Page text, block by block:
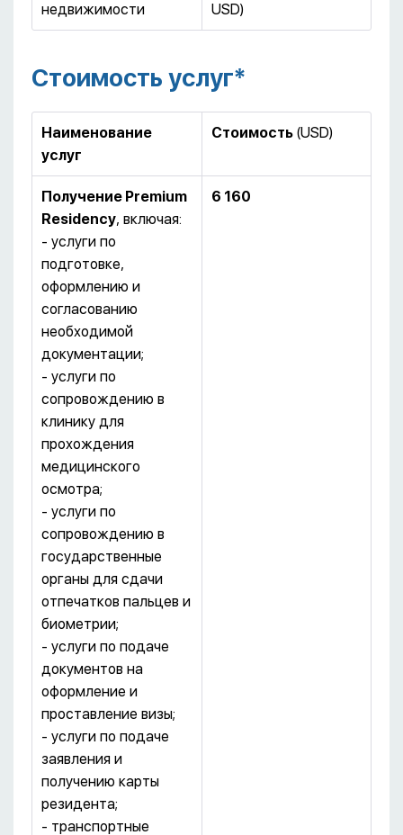
недвижимости
USD)
Стоимость услуг*
Наименование
услуг
Стоимость (USD)
Получение Premium
Residency, включая:
- услуги по
подготовке,
оформлению и
согласованию
необходимой
документации;
- услуги по
сопровождению в
клинику для
прохождения
медицинского
осмотра;
- услуги по
сопровождению в
государственные
органы для сдачи
отпечатков пальцев и
биометрии;
- услуги по подаче
документов на
оформление и
проставление визы;
- услуги по подаче
заявления и
получению карты
резидента;
- транспортные
6 160